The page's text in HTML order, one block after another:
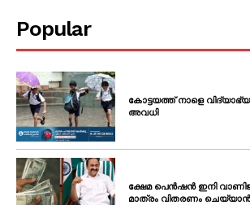
Popular
കോട്ടയത്ത് നാളെ
അവധി
ക്ഷേമ പെൻഷൻ ഇനി
മാത്രം വിതരണം ചെയ്യാൻ